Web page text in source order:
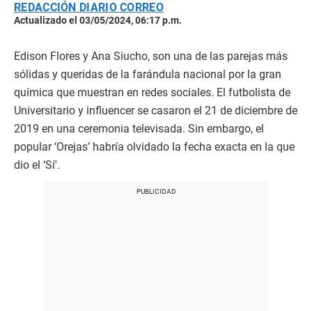
REDACCIÓN DIARIO CORREO
Actualizado el 03/05/2024, 06:17 p.m.
Edison Flores y Ana Siucho, son una de las parejas más
sólidas y queridas de la farándula nacional por la gran
química que muestran en redes sociales. El futbolista de
Universitario y influencer se casaron el 21 de diciembre de
2019 en una ceremonia televisada. Sin embargo, el
popular ‘Orejas’ habría olvidado la fecha exacta en la que
dio el ‘Sí'.